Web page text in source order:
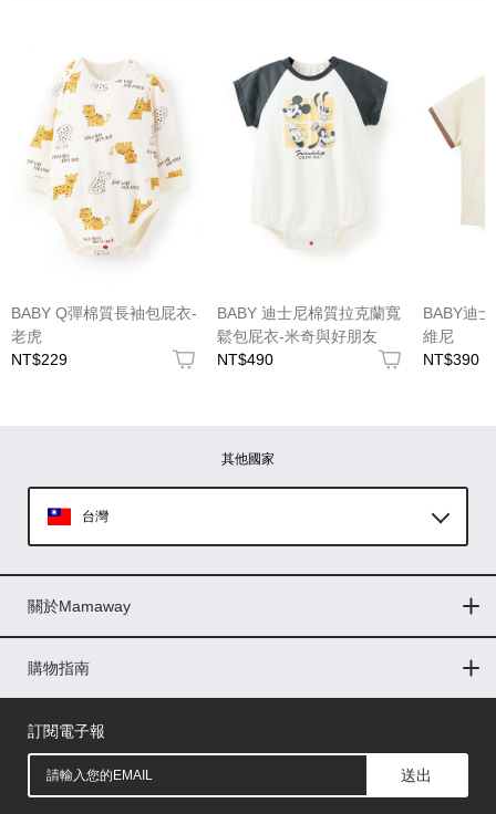
(圖片格式限jpg、jpeg)
BABY Q彈棉質長袖包屁衣-
老虎
NT$229
BABY 迪士尼棉質拉克蘭寬
鬆包屁衣-米奇與好朋友
NT$490
BABY迪
維尼
NT$390
其他國家
台灣
印尼
菲律賓
馬來西亞
關於Mamaway
門市據點
最新消息
品牌故事
人力招募
媒體花絮
隱私權聲明
CSR企業社會責任
購物指南
購物常見問題
退換貨問題
儲值金使用條款
購買儲值金
發票問題
會員權益
線上留言
吸乳器-免費體驗
訂閱電子報
送出